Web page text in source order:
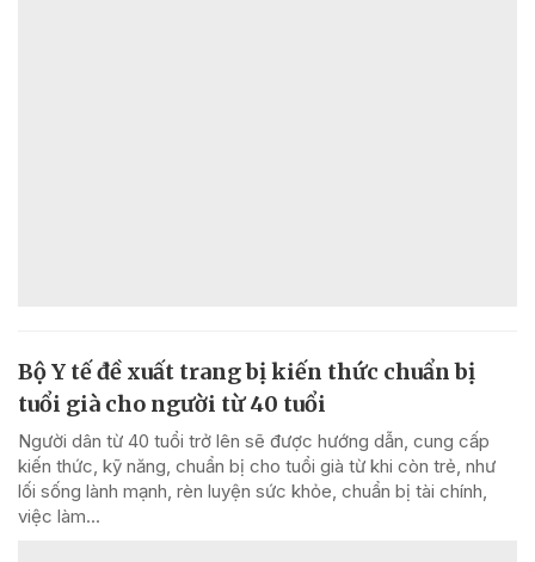
Bộ Y tế đề xuất trang bị kiến thức chuẩn bị
tuổi già cho người từ 40 tuổi
Người dân từ 40 tuổi trở lên sẽ được hướng dẫn, cung cấp
kiến thức, kỹ năng, chuẩn bị cho tuổi già từ khi còn trẻ, như
lối sống lành mạnh, rèn luyện sức khỏe, chuẩn bị tài chính,
việc làm...